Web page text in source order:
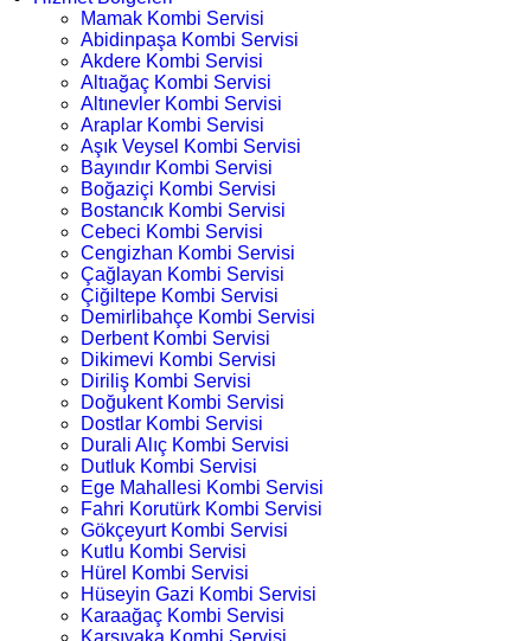
Mamak Kombi Servisi
Abidinpaşa Kombi Servisi
Akdere Kombi Servisi
Altıağaç Kombi Servisi
Altınevler Kombi Servisi
Araplar Kombi Servisi
Aşık Veysel Kombi Servisi
Bayındır Kombi Servisi
Boğaziçi Kombi Servisi
Bostancık Kombi Servisi
Cebeci Kombi Servisi
Cengizhan Kombi Servisi
Çağlayan Kombi Servisi
Çiğiltepe Kombi Servisi
Demirlibahçe Kombi Servisi
Derbent Kombi Servisi
Dikimevi Kombi Servisi
Diriliş Kombi Servisi
Doğukent Kombi Servisi
Dostlar Kombi Servisi
Durali Alıç Kombi Servisi
Dutluk Kombi Servisi
Ege Mahallesi Kombi Servisi
Fahri Korutürk Kombi Servisi
Gökçeyurt Kombi Servisi
Kutlu Kombi Servisi
Hürel Kombi Servisi
Hüseyin Gazi Kombi Servisi
Karaağaç Kombi Servisi
Karşıyaka Kombi Servisi